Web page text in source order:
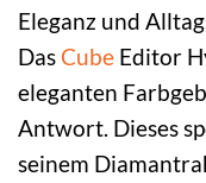
Eleganz und
DasCube Editor
eleganten
Antwort. Dieses
seinem